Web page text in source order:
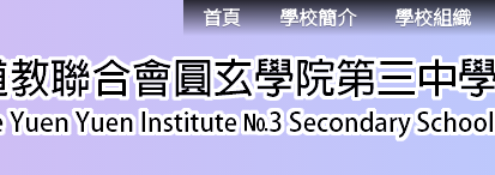
首頁 學校簡介 學校組織